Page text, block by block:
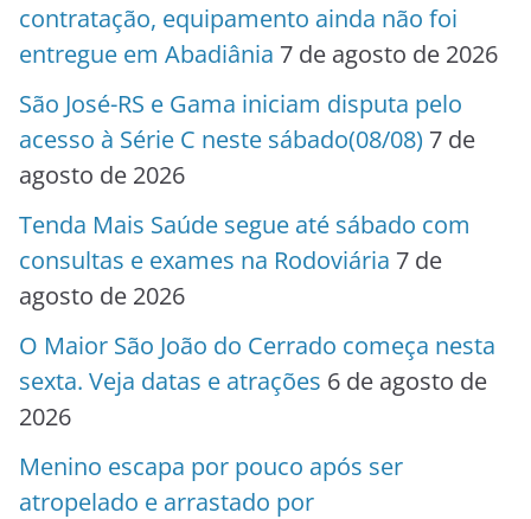
contratação, equipamento ainda não foi
entregue em Abadiânia 7 de agosto de 2026
São José-RS e Gama iniciam disputa pelo
acesso à Série C neste sábado(08/08) 7 de
agosto de 2026
Tenda Mais Saúde segue até sábado com
consultas e exames na Rodoviária 7 de
agosto de 2026
O Maior São João do Cerrado começa nesta
sexta. Veja datas e atrações 6 de agosto de
2026
Menino escapa por pouco após ser
atropelado e arrastado por